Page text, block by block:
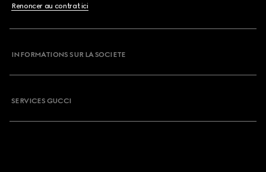
Renoncer au contrat ici
INFORMATIONS SUR LA SOCIETE
SERVICES GUCCI